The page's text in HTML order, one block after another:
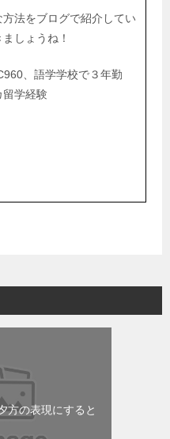
法をブログで紹介してい
しょうね！
、語学学校で３年勤
学経験
方の表現にすると